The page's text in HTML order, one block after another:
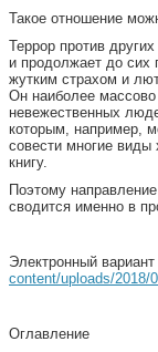
Такое отношение
Террор против
и продолжает до сих
жутким страхом и
Он наиболее
невежественных
которым, например,
совести многие
книгу.
Поэтому
сводится именно в
Электронный вариант
content/uploads/2018/
Оглавление